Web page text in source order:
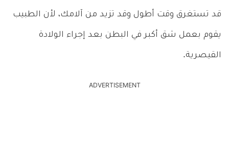
قد تستغرق وقت أطول وقد تزيد من آلامك، لأن الطبيب
يقوم بعمل شق أكبر في البطن بعد إجراء الولادة
القيصرية.
ADVERTISEMENT